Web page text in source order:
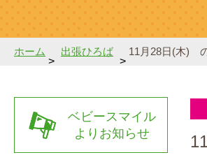
ホーム
>
出張ひろば
>
11月28日(木)
ベビースマイル
よりお知らせ